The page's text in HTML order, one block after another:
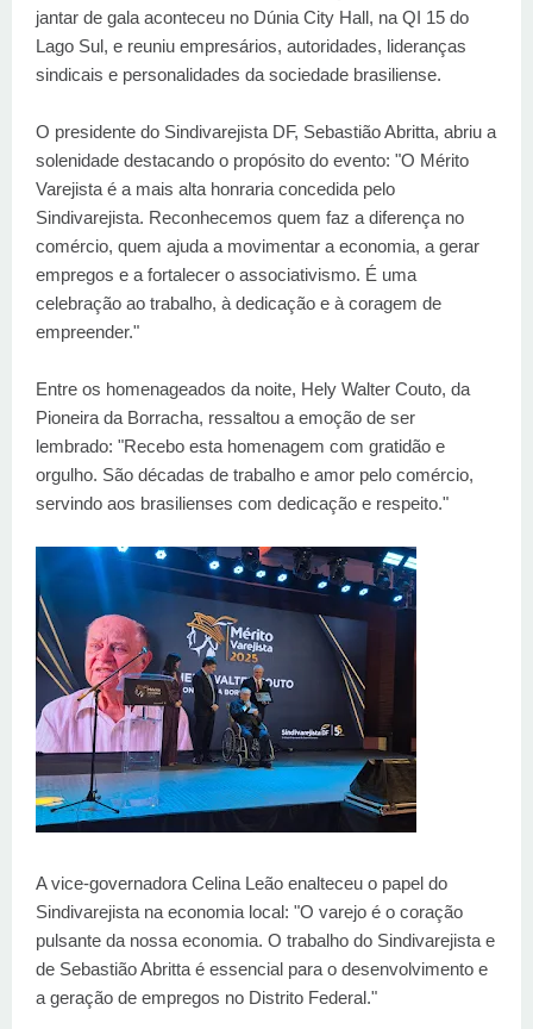
jantar de gala aconteceu no Dúnia City Hall, na QI 15 do
Lago Sul, e reuniu empresários, autoridades, lideranças
sindicais e personalidades da sociedade brasiliense.
O presidente do Sindivarejista DF, Sebastião Abritta, abriu a
solenidade destacando o propósito do evento: "O Mérito
Varejista é a mais alta honraria concedida pelo
Sindivarejista. Reconhecemos quem faz a diferença no
comércio, quem ajuda a movimentar a economia, a gerar
empregos e a fortalecer o associativismo. É uma
celebração ao trabalho, à dedicação e à coragem de
empreender."
Entre os homenageados da noite, Hely Walter Couto, da
Pioneira da Borracha, ressaltou a emoção de ser
lembrado: "Recebo esta homenagem com gratidão e
orgulho. São décadas de trabalho e amor pelo comércio,
servindo aos brasilienses com dedicação e respeito."
A vice-governadora Celina Leão enalteceu o papel do
Sindivarejista na economia local: "O varejo é o coração
pulsante da nossa economia. O trabalho do Sindivarejista e
de Sebastião Abritta é essencial para o desenvolvimento e
a geração de empregos no Distrito Federal."